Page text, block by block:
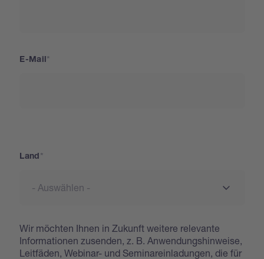
E-Mail
Land
Wir möchten Ihnen in Zukunft weitere relevante
Informationen zusenden, z. B. Anwendungshinweise,
Leitfäden, Webinar- und Seminareinladungen, die für